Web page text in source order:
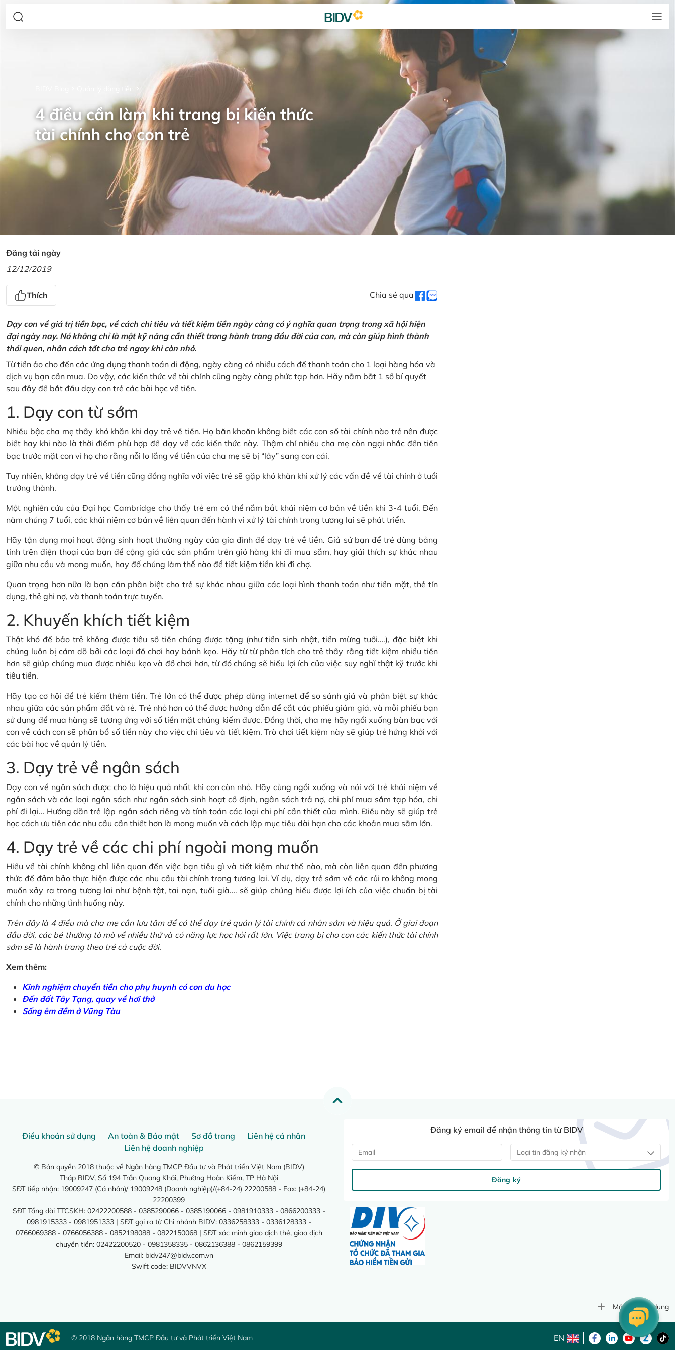
4 điều cần làm khi trang bị kiến thức
tài chính cho con trẻ
Đăng tải ngày
12/12/2019
Thích Chia sẻ qua
Dạy con về giá trị tiền bạc, về cách chi tiêu và tiết kiệm tiền ngày càng có ý nghĩa quan trọng trong xã hội hiện
đại ngày nay. Nó không chỉ là một kỹ năng cần thiết trong hành trang đầu đời của con, mà còn giúp hình thành
thói quen, nhân cách tốt cho trẻ ngay khi còn nhỏ.
Từ tiền ảo cho đến các ứng dụng thanh toán di động, ngày càng có nhiều cách để thanh toán cho 1 loại hàng hóa và
dịch vụ bạn cần mua. Do vậy, các kiến thức về tài chính cũng ngày càng phức tạp hơn. Hãy nắm bắt 1 số bí quyết
sau đây để bắt đầu dạy con trẻ các bài học về tiền.
1. Dạy con từ sớm
Nhiều bậc cha mẹ thấy khó khăn khi dạy trẻ về tiền. Họ băn khoăn không biết các con số tài chính nào trẻ nên được
biết hay khi nào là thời điểm phù hợp để dạy về các kiến thức này. Thậm chí nhiều cha mẹ còn ngại nhắc đến tiền
bạc trước mặt con vì họ cho rằng nỗi lo lắng về tiền của cha mẹ sẽ bị “lây” sang con cái.
Tuy nhiên, không dạy trẻ về tiền cũng đồng nghĩa với việc trẻ sẽ gặp khó khăn khi xử lý các vấn đề về tài chính ở tuổi
trưởng thành.
Một nghiên cứu của Đại học Cambridge cho thấy trẻ em có thể nắm bắt khái niệm cơ bản về tiền khi 3-4 tuổi. Đến
năm chúng 7 tuổi, các khái niệm cơ bản về liên quan đến hành vi xử lý tài chính trong tương lai sẽ phát triển.
Hãy tận dụng mọi hoạt động sinh hoạt thường ngày của gia đình để dạy trẻ về tiền. Giả sử bạn để trẻ dùng bảng
tính trên điện thoại của bạn để cộng giá các sản phẩm trên giỏ hàng khi đi mua sắm, hay giải thích sự khác nhau
giữa nhu cầu và mong muốn, hay đố chúng làm thế nào để tiết kiệm tiền khi đi chợ.
Quan trọng hơn nữa là bạn cần phân biệt cho trẻ sự khác nhau giữa các loại hình thanh toán như tiền mặt, thẻ tín
dụng, thẻ ghi nợ, và thanh toán trực tuyến.
2. Khuyến khích tiết kiệm
Thật khó để bảo trẻ không được tiêu số tiền chúng được tặng (như tiền sinh nhật, tiền mừng tuổi….), đặc biệt khi
chúng luôn bị cám dỗ bởi các loại đồ chơi hay bánh kẹo. Hãy từ từ phân tích cho trẻ thấy rằng tiết kiệm nhiều tiền
hơn sẽ giúp chúng mua được nhiều kẹo và đồ chơi hơn, từ đó chúng sẽ hiểu lợi ích của việc suy nghĩ thật kỹ trước khi
tiêu tiền.
Hãy tạo cơ hội để trẻ kiếm thêm tiền. Trẻ lớn có thể được phép dùng internet để so sánh giá và phân biệt sự khác
nhau giữa các sản phẩm đắt và rẻ. Trẻ nhỏ hơn có thể được hướng dẫn để cắt các phiếu giảm giá, và mỗi phiếu bạn
sử dụng để mua hàng sẽ tương ứng với số tiền mặt chúng kiếm được. Đồng thời, cha mẹ hãy ngồi xuống bàn bạc với
con về cách con sẽ phân bổ số tiền này cho việc chi tiêu và tiết kiệm. Trò chơi tiết kiệm này sẽ giúp trẻ hứng khởi với
các bài học về quản lý tiền.
3. Dạy trẻ về ngân sách
Dạy con về ngân sách được cho là hiệu quả nhất khi con còn nhỏ. Hãy cùng ngồi xuống và nói với trẻ khái niệm về
ngân sách và các loại ngân sách như ngân sách sinh hoạt cố định, ngân sách trả nợ, chi phí mua sắm tạp hóa, chi
phí đi lại… Hướng dẫn trẻ lập ngân sách riêng và tính toán các loại chi phí cần thiết của mình. Điều này sẽ giúp trẻ
học cách ưu tiên các nhu cầu cần thiết hơn là mong muốn và cách lập mục tiêu dài hạn cho các khoản mua sắm lớn.
4. Dạy trẻ về các chi phí ngoài mong muốn
Hiểu về tài chính không chỉ liên quan đến việc bạn tiêu gì và tiết kiệm như thế nào, mà còn liên quan đến phương
thức để đảm bảo thực hiện được các nhu cầu tài chính trong tương lai. Ví dụ, dạy trẻ sớm về các rủi ro không mong
muốn xảy ra trong tương lai như bệnh tật, tai nạn, tuổi già…. sẽ giúp chúng hiểu được lợi ích của việc chuẩn bị tài
chính cho những tình huống này.
Trên đây là 4 điều mà cha mẹ cần lưu tâm để có thể dạy trẻ quản lý tài chính cá nhân sớm và hiệu quả. Ở giai đoạn
đầu đời, các bé thường tò mò về nhiều thứ và có năng lực học hỏi rất lớn. Việc trang bị cho con các kiến thức tài chính
sớm sẽ là hành trang theo trẻ cả cuộc đời.
Xem thêm:
Kinh nghiệm chuyển tiền cho phụ huynh có con du học
Đến đất Tây Tạng, quay về hơi thở
Sống êm đềm ở Vũng Tàu
Điều khoản sử dụng An toàn & Bảo mật Sơ đồ trang
Liên hệ cá nhân
Liên hệ doanh nghiệp
© Bản quyền 2018 thuộc về Ngân hàng TMCP Đầu tư và Phát triển Việt Nam (BIDV)
Tháp BIDV, Số 194 Trần Quang Khải, Phường Hoàn Kiếm, TP Hà Nội
SĐT tiếp nhận: 19009247 (Cá nhân)/ 19009248 (Doanh nghiệp)/(+84-24) 22200588 - Fax: (+84-24)
22200399
SĐT Tổng đài TTCSKH: 02422200588 - 0385290066 - 0385190066 - 0981910333 - 0866200333 -
0981915333 - 0981951333 | SĐT gọi ra từ Chi nhánh BIDV: 0336258333 - 0336128333 -
0766069388 - 0766056388 - 0852198088 - 0822150068 | SĐT xác minh giao dịch thẻ, giao dịch
chuyển tiền: 02422200520 - 0981358335 - 0862136388 - 0862159399
Email: bidv247@bidv.com.vn
Swift code: BIDVVNVX
Đăng ký email để nhận thông tin từ BIDV
Loại tin đăng ký nhận
Đăng ký
Mở rộng nội dung
© 2018 Ngân hàng TMCP Đầu tư và Phát triển Việt Nam EN